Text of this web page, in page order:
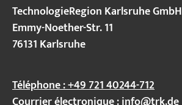
TechnologieRegion Karlsruhe GmbH
Emmy-Noether-Str. 11
76131 Karlsruhe
Téléphone : +49 721 40244-712